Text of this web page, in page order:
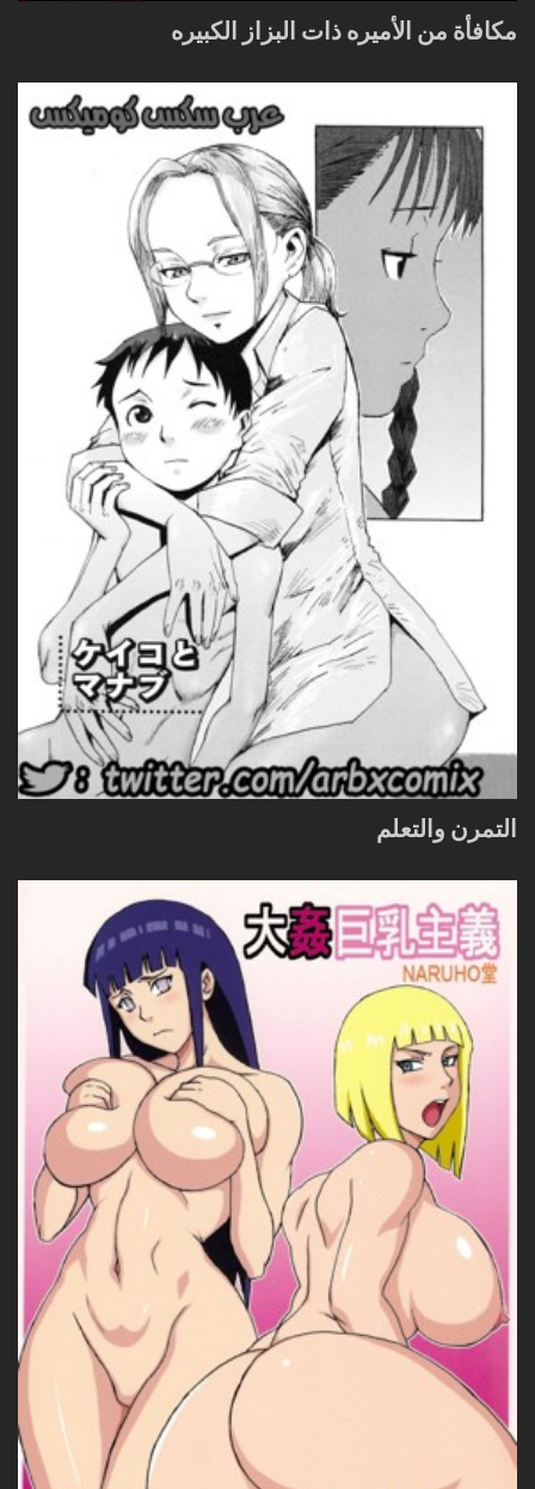
مكافأة من الأميره ذات البزاز الكبيره
التمرن والتعلم